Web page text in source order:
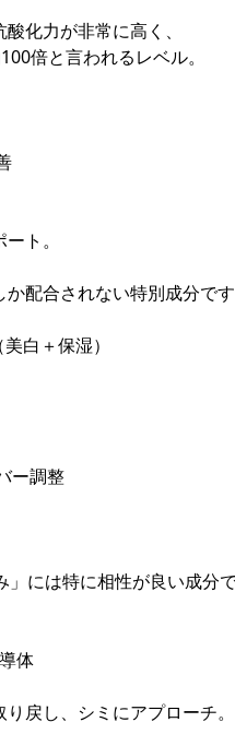
化力が非常に高く、
倍と言われるレベル。
ト。
か配合されない特別成分で
白＋保湿）
ー調整
」には特に相性が良い成分
体
戻し、シミにアプローチ。